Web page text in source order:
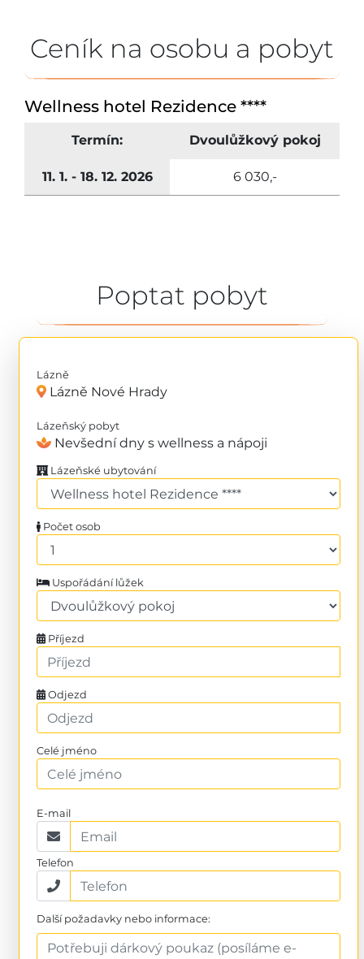
Ceník na osobu a pobyt
Wellness hotel Rezidence ****
Termín: Dvoulůžkový pokoj
11. 1. - 18. 12. 2026 6 030,-
Poptat pobyt
Lázně
Lázně Nové Hrady
Lázeňský pobyt
Nevšední dny s wellness a nápoji
Lázeňské ubytování
Počet osob
Uspořádání lůžek
Příjezd
Odjezd
Celé jméno
E-mail
Telefon
Další požadavky nebo informace: